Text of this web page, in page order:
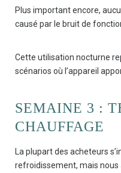
Plus important encore,
causé par le bruit de
Cette utilisation nocturne
scénarios où l’appareil
SEMAINE 3 :
CHAUFFAGE
La plupart des acheteurs
refroidissement, mais